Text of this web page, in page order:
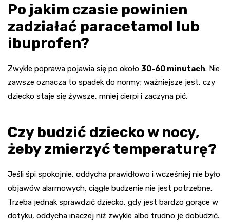
Po jakim czasie powinien
zadziałać paracetamol lub
ibuprofen?
Zwykle poprawa pojawia się po około 30-60 minutach. Nie
zawsze oznacza to spadek do normy; ważniejsze jest, czy
dziecko staje się żywsze, mniej cierpi i zaczyna pić.
Czy budzić dziecko w nocy,
żeby zmierzyć temperaturę?
Jeśli śpi spokojnie, oddycha prawidłowo i wcześniej nie było
objawów alarmowych, ciągłe budzenie nie jest potrzebne.
Trzeba jednak sprawdzić dziecko, gdy jest bardzo gorące w
dotyku, oddycha inaczej niż zwykle albo trudno je dobudzić.